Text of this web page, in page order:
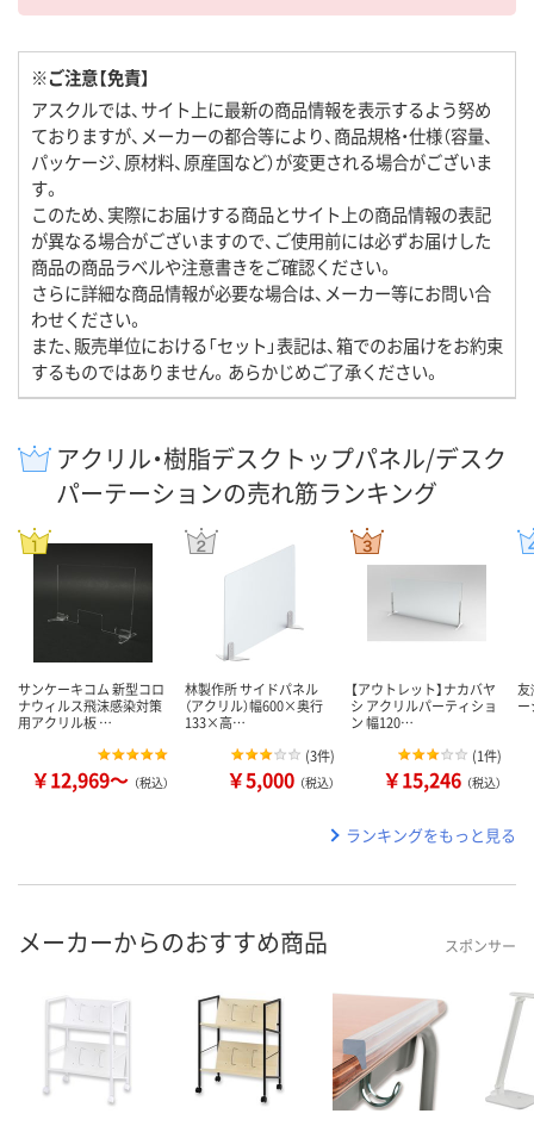
※ご注意【免責】
アスクルでは、サイト上に最新の商品情報を表示するよう努め
ておりますが、メーカーの都合等により、商品規格・仕様（容量、
パッケージ、原材料、原産国など）が変更される場合がございま
す。
このため、実際にお届けする商品とサイト上の商品情報の表記
が異なる場合がございますので、ご使用前には必ずお届けした
商品の商品ラベルや注意書きをご確認ください。
さらに詳細な商品情報が必要な場合は、メーカー等にお問い合
わせください。
また、販売単位における「セット」表記は、箱でのお届けをお約束
するものではありません。あらかじめご了承ください。
アクリル・樹脂デスクトップパネル/デスク
パーテーションの売れ筋ランキング
サンケーキコム 新型コロ
ナウィルス飛沫感染対策
用アクリル板 …
￥12,969～ （税込）
林製作所 サイドパネル
（アクリル）幅600×奥行
133×高…
(3件)
￥5,000 （税込）
【アウトレット】ナカバヤ
シ アクリルパーティショ
ン 幅120…
(1件)
￥15,246 （税込）
友
ランキングをもっと見る
メーカーからのおすすめ商品 スポンサー